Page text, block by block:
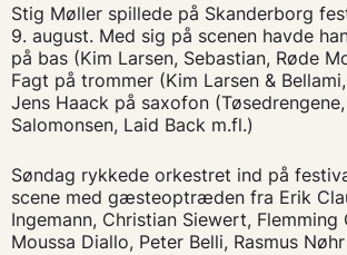
Stig Møller spillede på Skanderborg
9. august. Med sig på scenen havde
på bas (Kim Larsen, Sebastian, Røde
Fagt på trommer (Kim Larsen &
Jens Haack på saxofon (Tøsedrengene,
Salomonsen, Laid Back m.fl.)
Søndag rykkede orkestret ind på
scene med gæsteoptræden fra Erik
Ingemann, Christian Siewert, Flemming
Moussa Diallo, Peter Belli, Rasmus